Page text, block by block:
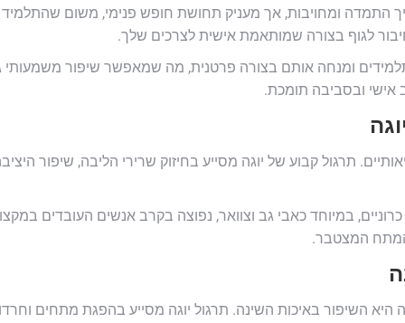
התמדה ומחויבות, אך מעניק תחושת חופש פנימי, משום
לגוף בצורה שמותאמת אישית לצרכים שלך.
ומנחה אותם בצורה פרטנית, מה שמאפשר שיפור
ובסביבה תומכת.
תרגול קבוע של יוגה מסייע בחיזוק שרירי הליבה, שיפור
במיוחד כאבי גב וצוואר, נפוצה בקרב אנשים העובדים
המתח המצטבר.
היא השיפור באיכות השינה. תרגול יוגה מסייע בהפגת מתחים